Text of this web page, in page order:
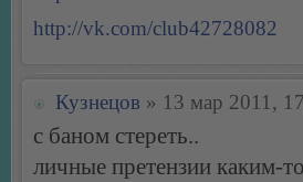
http://vk.com/club42728082
Кузнецов » 13 мар 2011,
с баном стереть..
личные претензии каким-